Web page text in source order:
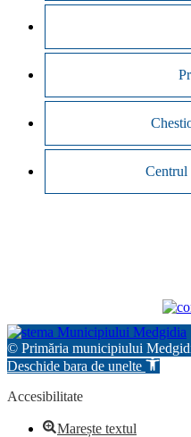
Centrul
© Primăria municipiului
Deschide bara de unelte
Accesibilitate
Marește textul